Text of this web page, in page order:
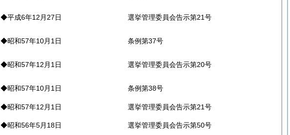
◆平成6年12月27日 選挙管理委員会告示第21号
◆昭和57年10月1日 条例第37号
◆昭和57年12月1日 選挙管理委員会告示第20号
◆昭和57年10月1日 条例第38号
◆昭和57年12月1日
選挙管理委員会告示第21号
◆昭和56年5月18日 選挙管理委員会告示第50号